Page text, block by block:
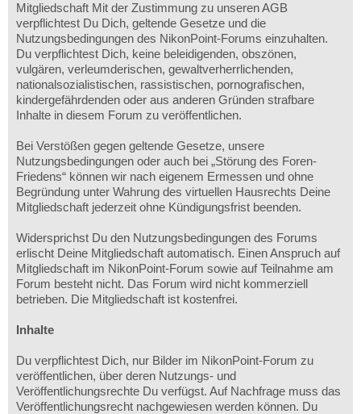
Mitgliedschaft Mit der Zustimmung zu unseren AGB
verpflichtest Du Dich, geltende Gesetze und die
Nutzungsbedingungen des NikonPoint-Forums einzuhalten.
Du verpflichtest Dich, keine beleidigenden, obszönen,
vulgären, verleumderischen, gewaltverherrlichenden,
nationalsozialistischen, rassistischen, pornografischen,
kindergefährdenden oder aus anderen Gründen strafbare
Inhalte in diesem Forum zu veröffentlichen.
Bei Verstößen gegen geltende Gesetze, unsere
Nutzungsbedingungen oder auch bei „Störung des Foren-
Friedens“ können wir nach eigenem Ermessen und ohne
Begründung unter Wahrung des virtuellen Hausrechts Deine
Mitgliedschaft jederzeit ohne Kündigungsfrist beenden.
Widersprichst Du den Nutzungsbedingungen des Forums
erlischt Deine Mitgliedschaft automatisch. Einen Anspruch auf
Mitgliedschaft im NikonPoint-Forum sowie auf Teilnahme am
Forum besteht nicht. Das Forum wird nicht kommerziell
betrieben. Die Mitgliedschaft ist kostenfrei.
Inhalte
Du verpflichtest Dich, nur Bilder im NikonPoint-Forum zu
veröffentlichen, über deren Nutzungs- und
Veröffentlichungsrechte Du verfügst. Auf Nachfrage muss das
Veröffentlichungsrecht nachgewiesen werden können. Du